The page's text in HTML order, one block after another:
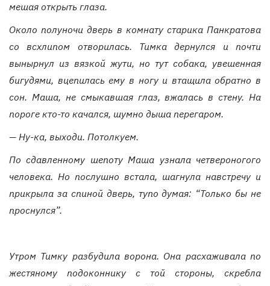
мешая открыть глаза.
Около полуночи дверь в комнату старика Панкратова
со всхлипом отворилась. Тимка дернулся и почти
вынырнул из вязкой жути, но тут собака, увешенная
бигудями, вцепилась ему в ногу и втащила обратно в
сон. Маша, не смыкавшая глаз, вжалась в стену. На
пороге кто-то качался, шумно дыша перегаром.
— Ну-ка, выходи. Потолкуем.
По сдавленному шепоту Маша узнала четвероногого
человека. Но послушно встала, шагнула навстречу и
прикрыла за спиной дверь, тупо думая: “Только бы не
проснулся”.
Утром Тимку разбудила ворона. Она расхаживала по
жестяному подоконнику с той стороны, скребла